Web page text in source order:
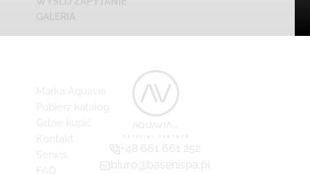
+48 661 661 252
biuro@basenispa.pl